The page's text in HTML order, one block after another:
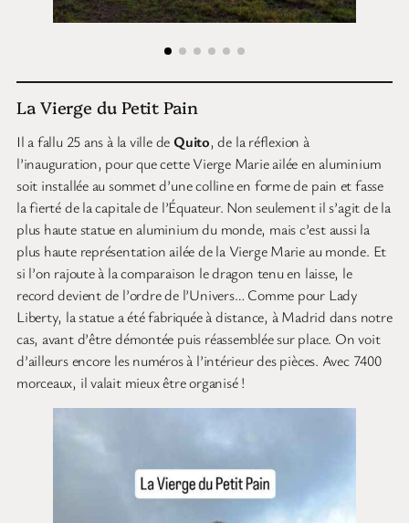
La Vierge du Petit Pain
Il a fallu 25 ans à la ville deQuito, de la réflexion à
l’inauguration, pour que cette Vierge Marie ailée en aluminium
soit installée au sommet d’une colline en forme de pain et fasse
la fierté de la capitale de l’Équateur. Non seulement il s’agit de la
plus haute statue en aluminium du monde, mais c’est aussi la
plus haute représentation ailée de la Vierge Marie au monde. Et
si l’on rajoute à la comparaison le dragon tenu en laisse, le
record devient de l’ordre de l’Univers… Comme pour Lady
Liberty, la statue a été fabriquée à distance, à Madrid dans notre
cas, avant d’être démontée puis réassemblée sur place. On voit
d’ailleurs encore les numéros à l’intérieur des pièces. Avec 7400
morceaux, il valait mieux être organisé !